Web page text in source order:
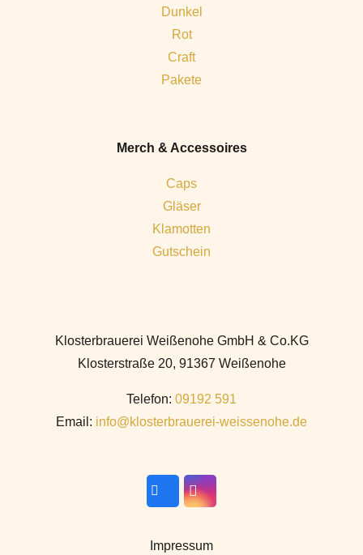
Dunkel
Rot
Craft
Pakete
Merch & Accessoires
Caps
Gläser
Klamotten
Gutschein
Klosterbrauerei Weißenohe GmbH & Co.KG
Klosterstraße 20, 91367 Weißenohe
Telefon: 09192 591
Email: info@klosterbrauerei-weissenohe.de
Impressum